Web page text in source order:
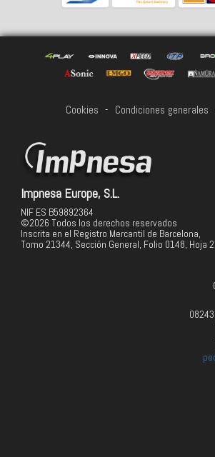
Cookies - Condiciones generales
Impnesa Europe, S.L.
NIF ES B59892364
©2026 Todos los derechos reservados
Inscrita en el Registro Mercantil de Barcelona,
Tomo 21344, Sección General, Folio 0148, Hoja